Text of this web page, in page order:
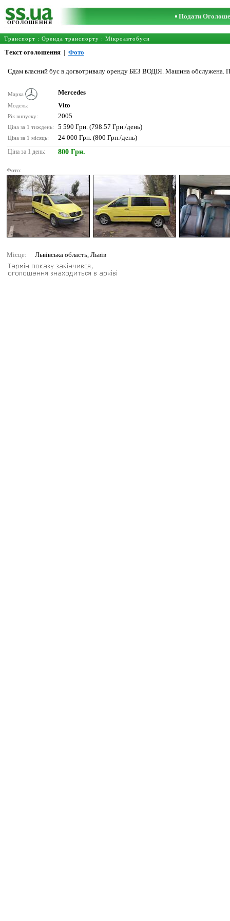
ОГОЛОШЕННЯ
Подати
Транспорт : Оренда транспорту : Мікроавтобуси
Текст оголошення | Фото
Сдам власний бус в догвотривалу оренду БЕЗ ВОДІЯ. Машина обслужена.
Марка Mercedes
Модель: Vito
Рік випуску: 2005
Ціна за 1 тиждень: 5 590 Грн. (798.57 Грн./день)
Ціна за 1 місяць: 24 000 Грн. (800 Грн./день)
Ціна за 1 день: 800 Грн.
Фото:
Місце: Львівська область, Львів